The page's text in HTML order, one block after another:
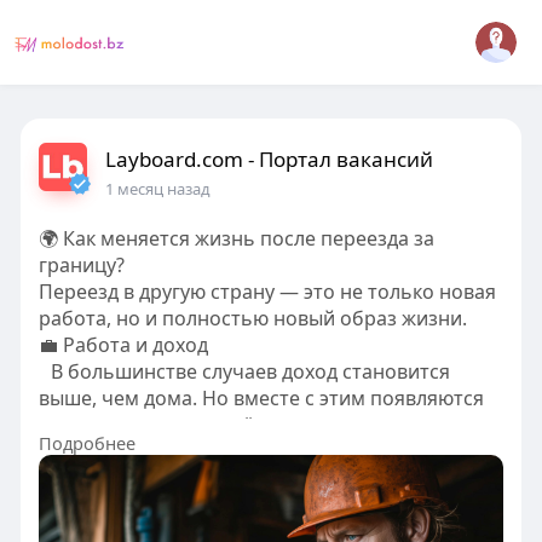
Layboard.com - Портал вакансий
1 месяц назад
🌍 Как меняется жизнь после переезда за
границу?
Переезд в другую страну — это не только новая
работа, но и полностью новый образ жизни.
💼 Работа и доход
В большинстве случаев доход становится
выше, чем дома. Но вместе с этим появляются
новые расходы: жильё, транспорт, страховка.
🏠 Быт и самостоятельность
Приходится быстрее становиться
самостоятельным: решать вопросы с
документами, банком, жильём и адаптацией без
Подробнее